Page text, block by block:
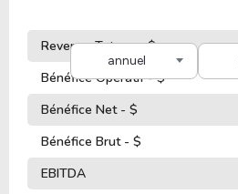
annuel
Revenus Totaux - $
Bénéfice Opératif - $
Bénéfice Net - $
Bénéfice Brut - $
EBITDA